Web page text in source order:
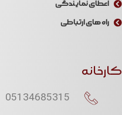
اعطای نمایندگی
راه های ارتباطی
کارخانه
05134685315​